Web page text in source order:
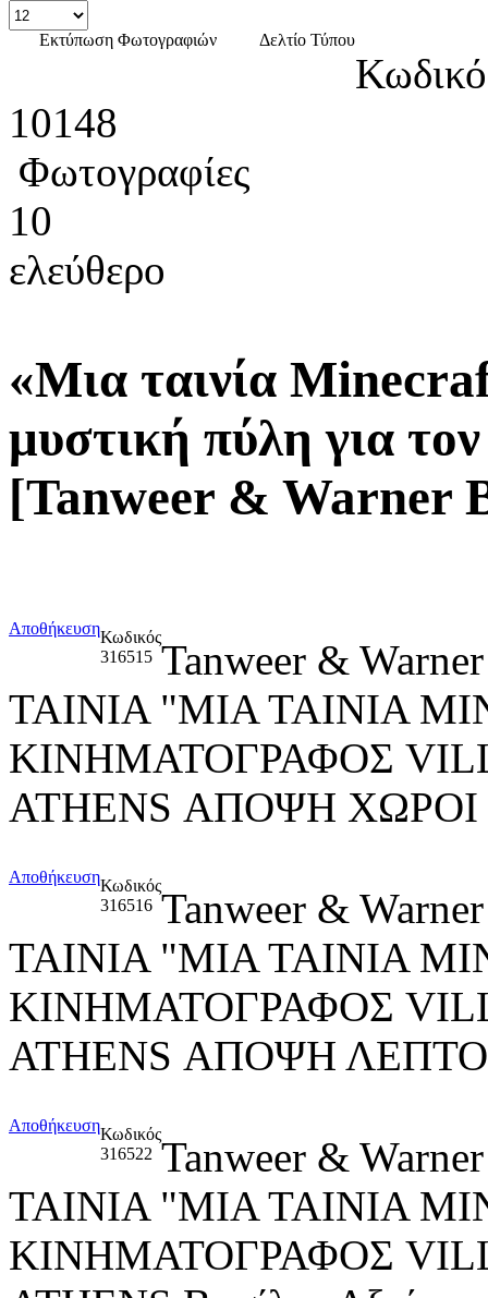
Εκτύπωση Φωτογραφιών Δελτίο Τύπου
10148
Φωτογραφίες
10
ελεύθερο
«Μια ταινία
μυστική πύλη για
[Tanweer & Warner
ΑποθήκευσηΚωδικός
316515 Tanweer &
ΤΑΙΝΙΑ "ΜΙΑ ΤΑΙΝΙΑ
ΚΙΝΗΜΑΤΟΓΡΑΦΟΣ
ATHENS ΑΠΟΨΗ ΧΩΡΟΙ
ΑποθήκευσηΚωδικός
316516 Tanweer &
ΤΑΙΝΙΑ "ΜΙΑ ΤΑΙΝΙΑ
ΚΙΝΗΜΑΤΟΓΡΑΦΟΣ
ATHENS ΑΠΟΨΗ
ΑποθήκευσηΚωδικός
316522 Tanweer &
ΤΑΙΝΙΑ "ΜΙΑ ΤΑΙΝΙΑ
ΚΙΝΗΜΑΤΟΓΡΑΦΟΣ